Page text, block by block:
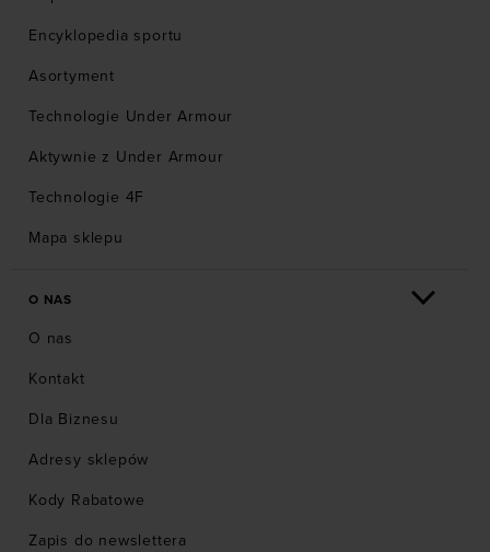
Encyklopedia sportu
Asortyment
Technologie Under Armour
Aktywnie z Under Armour
Technologie 4F
Mapa sklepu
O NAS
O nas
Kontakt
Dla Biznesu
Adresy sklepów
Kody Rabatowe
Zapis do newslettera